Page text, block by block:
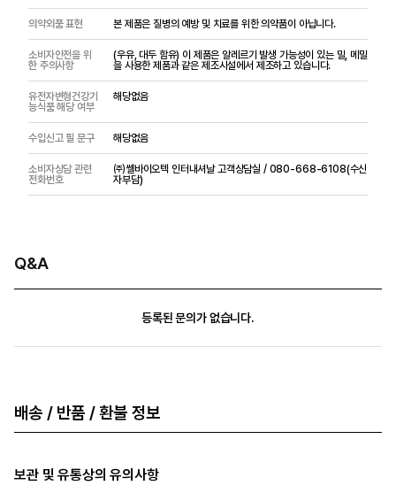
의약외품 표현 본 제품은 질병의 예방 및 치료를 위한 의약품이 아닙니다.
소비자안전을 위
한 주의사항
(우유, 대두 함유) 이 제품은 알레르기 발생 가능성이 있는 밀, 메밀
을 사용한 제품과 같은 제조시설에서 제조하고 있습니다.
유전자변형건강기
능식품 해당 여부
해당없음
수입신고 필 문구 해당없음
소비자상담 관련
전화번호
㈜쎌바이오텍 인터내셔날 고객상담실 / 080-668-6108(수신
자부담)
Q&A
등록된 문의가 없습니다.
배송 / 반품 / 환불 정보
보관 및 유통상의 유의사항